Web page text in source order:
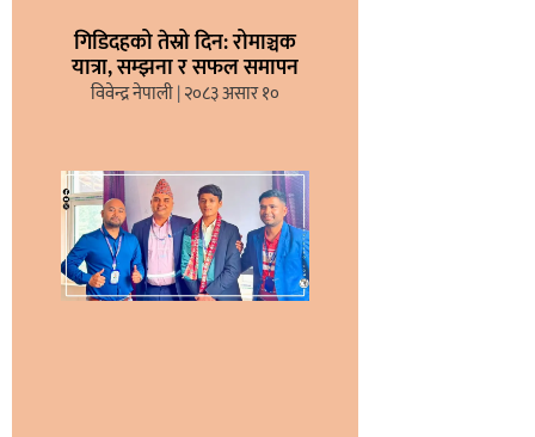
गिडिदहको तेस्रो दिन: रोमाञ्चक
यात्रा, सम्झना र सफल समापन
विवेन्द्र नेपाली २०८३ असार १०